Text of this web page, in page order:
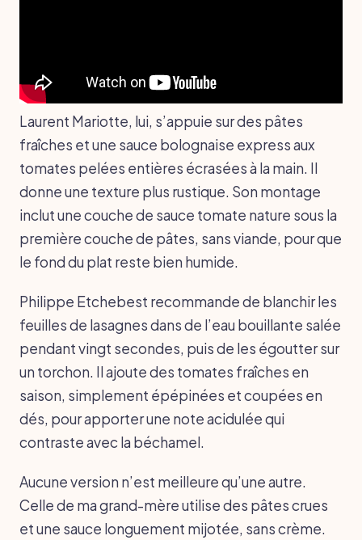
Laurent Mariotte, lui, s’appuie sur des pâtes
fraîches et une sauce bolognaise express aux
tomates pelées entières écrasées à la main. Il
donne une texture plus rustique. Son montage
inclut une couche de sauce tomate nature sous la
première couche de pâtes, sans viande, pour que
le fond du plat reste bien humide.
Philippe Etchebest recommande de blanchir les
feuilles de lasagnes dans de l’eau bouillante salée
pendant vingt secondes, puis de les égoutter sur
un torchon. Il ajoute des tomates fraîches en
saison, simplement épépinées et coupées en
dés, pour apporter une note acidulée qui
contraste avec la béchamel.
Aucune version n’est meilleure qu’une autre.
Celle de ma grand-mère utilise des pâtes crues
et une sauce longuement mijotée, sans crème.